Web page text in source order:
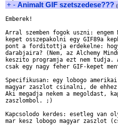
+ - Animalt GIF szetszedese??? (
Emberek!
Arral szemben fogok uszni:
kepet osszepakolni egy GIF89a
pont a forditottja erdekelne:
darabjaira? (Nem, az Alchemy
keszito programja ezt nem tudja.
csak egy nagy feher GIF-kepet
Specifikusan: egy lobogo
magyar zaszlot csinalni, de
Aki megadja nekem a megoldast,
zaszlombol. ;)
Kapcsolodo kerdes: esetleg van
mar kesz lobogo magyar zaszlot